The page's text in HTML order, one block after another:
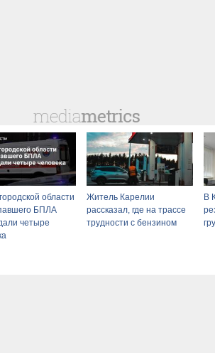
области
БПЛА
четыре
Житель Карелии
рассказал, где на трассе
трудности с бензином
В